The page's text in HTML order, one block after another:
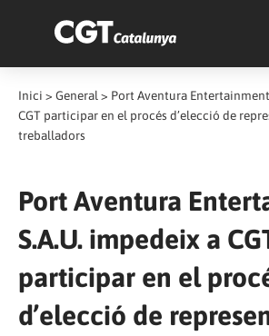
Inici > General > Port Aventura
CGT participar en el procés d’elecció de
treballadors
Port Aventura
S.A.U. impedeix a
participar en el
d’elecció de